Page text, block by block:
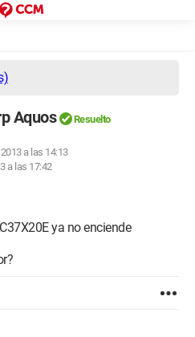
Aquos Resuelto
a las 14:13
a las 17:42
ya no enciende